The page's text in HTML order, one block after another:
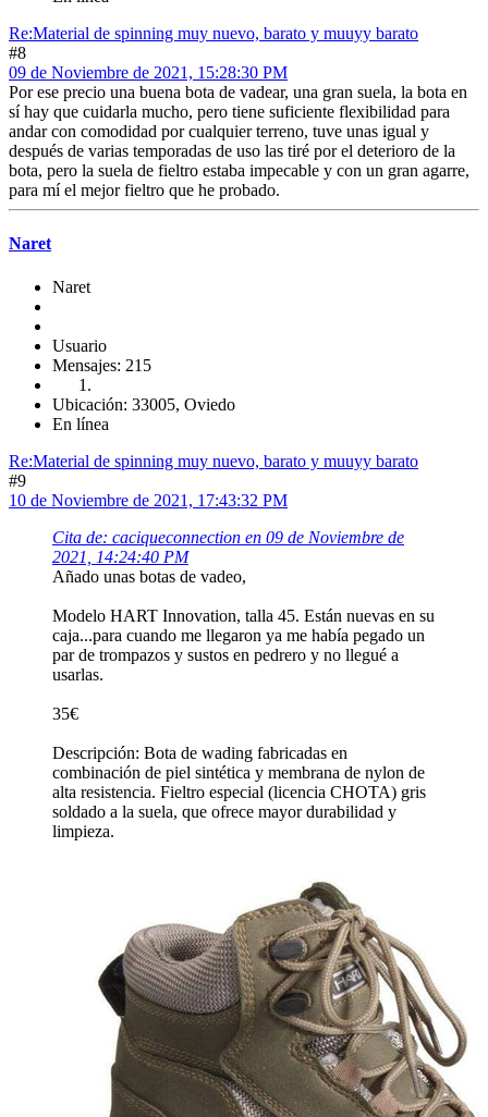
Re:Material de spinning muy nuevo, barato y muuyy barato
#8
09 de Noviembre de 2021, 15:28:30 PM
Por ese precio una buena bota de vadear, una gran suela, la bota en
sí hay que cuidarla mucho, pero tiene suficiente flexibilidad para
andar con comodidad por cualquier terreno, tuve unas igual y
después de varias temporadas de uso las tiré por el deterioro de la
bota, pero la suela de fieltro estaba impecable y con un gran agarre,
para mí el mejor fieltro que he probado.
Naret
Naret
Usuario
Mensajes: 215
Ubicación: 33005, Oviedo
En línea
Re:Material de spinning muy nuevo, barato y muuyy barato
#9
10 de Noviembre de 2021, 17:43:32 PM
Cita de: caciqueconnection en 09 de Noviembre de
2021, 14:24:40 PM
Añado unas botas de vadeo,
Modelo HART Innovation, talla 45. Están nuevas en su
caja...para cuando me llegaron ya me había pegado un
par de trompazos y sustos en pedrero y no llegué a
usarlas.
35€
Descripción: Bota de wading fabricadas en
combinación de piel sintética y membrana de nylon de
alta resistencia. Fieltro especial (licencia CHOTA) gris
soldado a la suela, que ofrece mayor durabilidad y
limpieza.